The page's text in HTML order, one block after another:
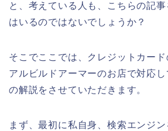
と、考えている人も、こちらの記
はいるのではないでしょうか？
そこでここでは、クレジットカード
アルビルドアーマーのお店で対応
の解説をさせていただきます。
まず、最初に私自身、検索エンジ